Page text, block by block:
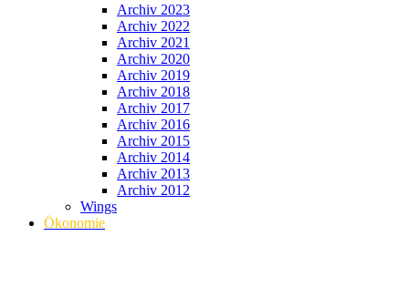
Archiv 2023
Archiv 2022
Archiv 2021
Archiv 2020
Archiv 2019
Archiv 2018
Archiv 2017
Archiv 2016
Archiv 2015
Archiv 2014
Archiv 2013
Archiv 2012
Wings
Ökonomie